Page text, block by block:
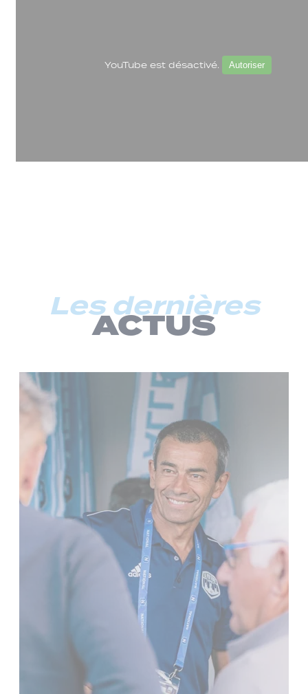
YouTube est désactivé. Autoriser
Les dernières
ACTUS